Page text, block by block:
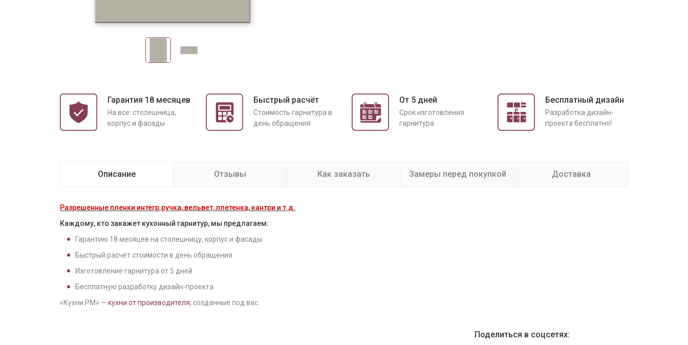
Гарантия 18 месяцев
На все: столешница,
корпус и фасады
Быстрый расчёт
Cтоимость гарнитура в
день обращения
От 5 дней
Срок изготовления
гарнитура
Бесплатный дизайн
Разработка дизайн-
проекта бесплатно!
Описание Отзывы Как заказать Замеры перед покупкой Доставка
Разрешенные пленки интегр.ручка, вельвет, плетенка, кантри и т.д.
Каждому, кто закажет кухонный гарнитур, мы предлагаем:
Гарантию 18 месяцев на столешницу, корпус и фасады
Быстрый расчёт стоимости в день обращения
Изготовление гарнитура от 5 дней
Бесплатную разработку дизайн-проекта
«Кухни РМ» — кухни от производителя, созданные под вас.
Поделиться в соцсетях: